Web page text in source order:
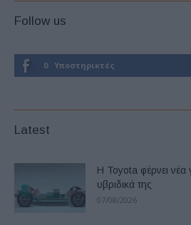
Follow us
0 Υποστηρικτές
Latest
Η Toyota φέρνει νέα
υβριδικά της
07/08/2026